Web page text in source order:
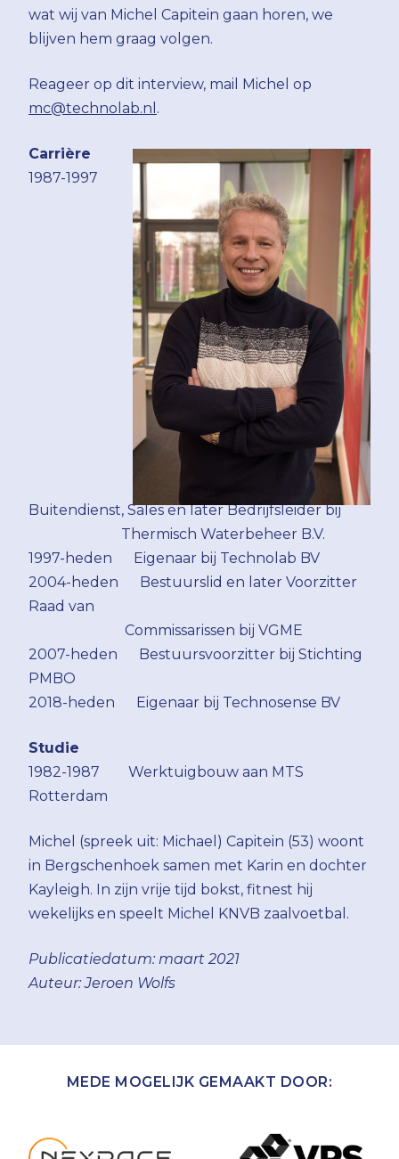
wat wij van Michel Capitein gaan horen, we
blijven hem graag volgen.
Reageer op dit interview, mail Michel op
mc@technolab.nl .
Carrière
1987-1997
Buitendienst, Sales en later Bedrijfsleider bij
Thermisch Waterbeheer B.V.
1997-heden Eigenaar bij Technolab BV
2004-heden Bestuurslid en later Voorzitter
Raad van
Commissarissen bij VGME
2007-heden Bestuursvoorzitter bij Stichting
PMBO
2018-heden Eigenaar bij Technosense BV
Studie
1982-1987 Werktuigbouw aan MTS
Rotterdam
Michel (spreek uit: Michael) Capitein (53) woont
in Bergschenhoek samen met Karin en dochter
Kayleigh. In zijn vrije tijd bokst, fitnest hij
wekelijks en speelt Michel KNVB zaalvoetbal.
Publicatiedatum: maart 2021
Auteur: Jeroen Wolfs
MEDE MOGELIJK GEMAAKT DOOR: